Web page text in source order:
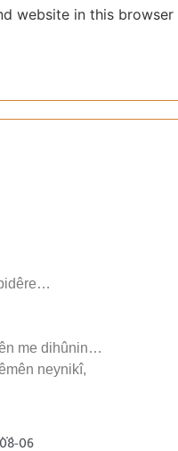
website in this
me dihûnin…
neynikî,
06